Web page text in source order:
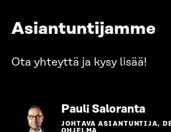
Asiantuntijamme
Ota yhteyttä ja kysy lisää!
Pauli SalorantaSiirry
JOHTAVA ASIANTUNTIJA,